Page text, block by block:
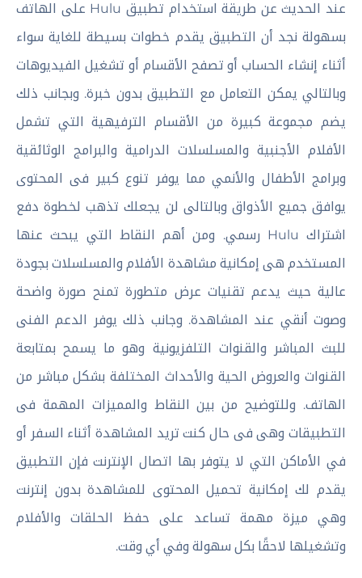
عند الحديث عن طريقة استخدام تطبيق Hulu على الهاتف
بسهولة نجد أن التطبيق يقدم خطوات بسيطة للغاية سواء
أثناء إنشاء الحساب أو تصفح الأقسام أو تشغيل الفيديوهات
وبالتالي يمكن التعامل مع التطبيق بدون خبرة. وبجانب ذلك
يضم مجموعة كبيرة من الأقسام الترفيهية التي تشمل
الأفلام الأجنبية والمسلسلات الدرامية والبرامج الوثائقية
وبرامج الأطفال والأنمي مما يوفر تنوع كبير فى المحتوى
يوافق جميع الأذواق وبالتالى لن يجعلك تذهب لخطوة دفع
اشتراك Hulu رسمي. ومن أهم النقاط التي يبحث عنها
المستخدم هى إمكانية مشاهدة الأفلام والمسلسلات بجودة
عالية حيث يدعم تقنيات عرض متطورة تمنح صورة واضحة
وصوت أنقي عند المشاهدة. وجانب ذلك يوفر الدعم الفنى
للبث المباشر والقنوات التلفزيونية وهو ما يسمح بمتابعة
القنوات والعروض الحية والأحداث المختلفة بشكل مباشر من
الهاتف. وللتوضيح من بين النقاط والمميزات المهمة فى
التطبيقات وهى فى حال كنت تريد المشاهدة أثناء السفر أو
في الأماكن التي لا يتوفر بها اتصال الإنترنت فإن التطبيق
يقدم لك إمكانية تحميل المحتوى للمشاهدة بدون إنترنت
وهي ميزة مهمة تساعد على حفظ الحلقات والأفلام
وتشغيلها لاحقًا بكل سهولة وفي أي وقت.